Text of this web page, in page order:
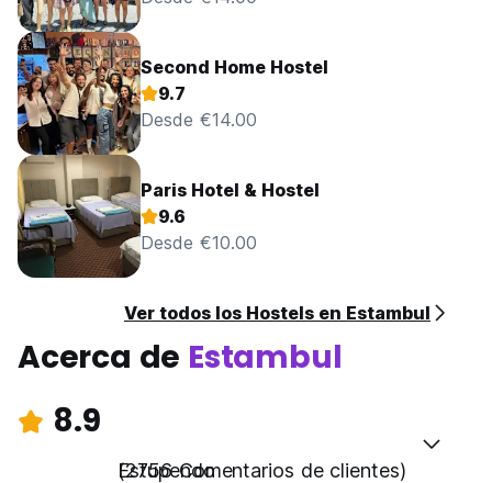
Second Home Hostel
9.7
Desde €14.00
Paris Hotel & Hostel
9.6
Desde €10.00
Ver todos los Hostels en Estambul
Acerca de Estambul
8.9
Estupendo
(2756 Comentarios de clientes)